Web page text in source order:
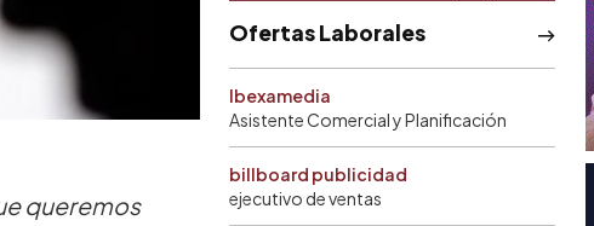
queremos
Ofertas Laborales
Ibexamedia
Asistente Comercial y Planificación
billboard publicidad
ejecutivo de ventas